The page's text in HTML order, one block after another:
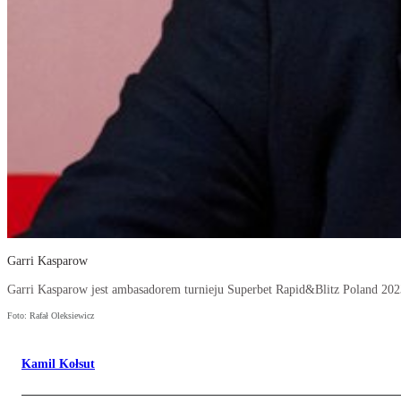
Garri Kasparow
Garri Kasparow jest ambasadorem turnieju Superbet Rapid&Blitz Poland
Foto: Rafał Oleksiewicz
Kamil Kołsut